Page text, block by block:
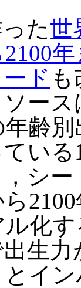
た世
ド
ース
年齢
い
シ
化
生
イ